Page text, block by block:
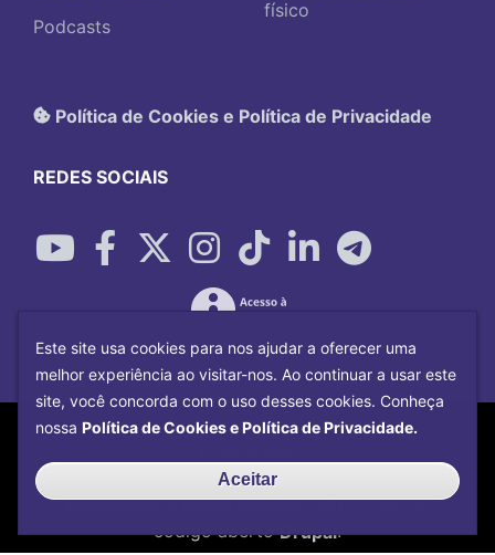
Podcasts
físico
Política de Cookies e Política de Privacidade
REDES SOCIAIS
Copyright©2026Universidade Federal
Desenvolvido porCentro de Tecnologia da
Informação e Comunicaçãocom o CMS de
código abertoDrupal.
Este site usa cookies para nos ajudar a oferecer uma
melhor experiência ao visitar-nos. Ao continuar a usar este
site, você concorda com o uso desses cookies. Conheça
nossa Política de Cookies e Política de Privacidade.
Aceitar